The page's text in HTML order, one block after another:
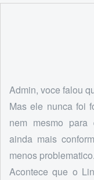
Admin, voce falou
Mas ele nunca foi
nem mesmo para
ainda mais
menos problematico.
Acontece que o